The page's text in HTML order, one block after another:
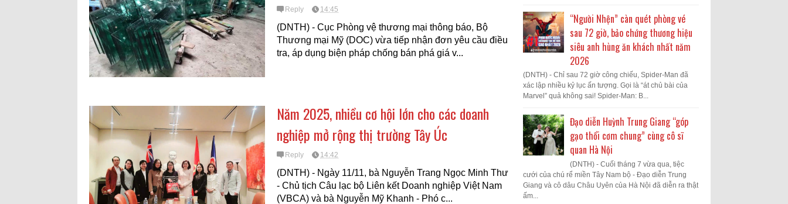
Reply 14:45
(DNTH) - Cục Phòng vệ thương mại thông báo, Bộ
Thương mại Mỹ (DOC) vừa tiếp nhận đơn yêu cầu điều
tra, áp dụng biện pháp chống bán phá giá v...
Năm 2025, nhiều cơ hội lớn cho các doanh
nghiệp mở rộng thị trường Tây Úc
Reply 14:42
(DNTH) - Ngày 11/11, bà Nguyễn Trang Ngọc Minh Thư
- Chủ tịch Câu lạc bộ Liên kết Doanh nghiệp Việt Nam
(VBCA) và bà Nguyễn Mỹ Khanh - Phó c...
“Người Nhện” càn quét phòng vé
sau 72 giờ, bảo chứng thương hiệu
siêu anh hùng ăn khách nhất năm
2026
(DNTH) - Chỉ sau 72 giờ công chiếu, Spider-Man đã
xác lập nhiều kỷ lục ấn tượng. Gọi là “át chủ bài của
Marvel” quả không sai! Spider-Man: B...
Đạo diễn Huỳnh Trung Giang “góp
gạo thổi cơm chung” cùng cô sĩ
quan Hà Nội
(DNTH) - Cuối tháng 7 vừa qua, tiệc
cưới của chú rể miền Tây Nam bộ - Đạo diễn Trung
Giang và cô dâu Châu Uyên của Hà Nội đã diễn ra thật
ấm...